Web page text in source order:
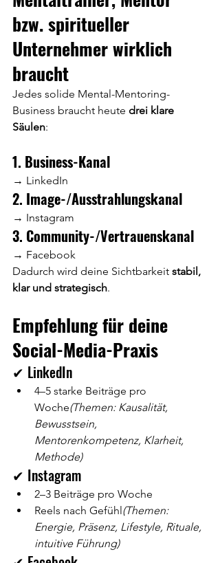
bzw. spiritueller
Unternehmer wirklich
braucht
Jedes solide Mental-Mentoring-
Business braucht heute drei klare
Säulen:
1. Business-Kanal
→ LinkedIn
2. Image-/Ausstrahlungskanal
→ Instagram
3. Community-/Vertrauenskanal
→ Facebook
Dadurch wird deine Sichtbarkeit stabil,
klar und strategisch.
Empfehlung für deine
Social-Media-Praxis
✔ LinkedIn
4–5 starke Beiträge pro
Woche(Themen: Kausalität,
Bewusstsein,
Mentorenkompetenz, Klarheit,
Methode)
✔ Instagram
2–3 Beiträge pro Woche
Reels nach Gefühl(Themen:
Energie, Präsenz, Lifestyle, Rituale,
intuitive Führung)